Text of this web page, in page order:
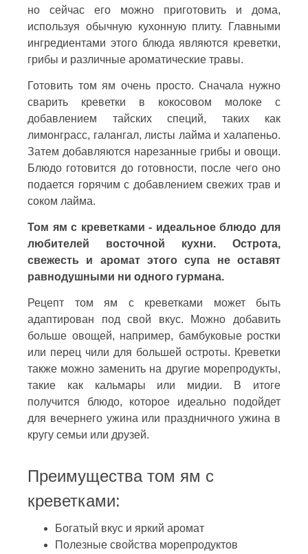
но сейчас его можно приготовить и дома,
используя обычную кухонную плиту. Главными
ингредиентами этого блюда являются креветки,
грибы и различные ароматические травы.
Готовить том ям очень просто. Сначала нужно
сварить креветки в кокосовом молоке с
добавлением тайских специй, таких как
лимонграсс, галангал, листы лайма и халапеньо.
Затем добавляются нарезанные грибы и овощи.
Блюдо готовится до готовности, после чего оно
подается горячим с добавлением свежих трав и
соком лайма.
Том ям с креветками - идеальное блюдо для
любителей восточной кухни. Острота,
свежесть и аромат этого супа не оставят
равнодушными ни одного гурмана.
Рецепт том ям с креветками может быть
адаптирован под свой вкус. Можно добавить
больше овощей, например, бамбуковые ростки
или перец чили для большей остроты. Креветки
также можно заменить на другие морепродукты,
такие как кальмары или мидии. В итоге
получится блюдо, которое идеально подойдет
для вечернего ужина или праздничного ужина в
кругу семьи или друзей.
Преимущества том ям с
креветками:
Богатый вкус и яркий аромат
Полезные свойства морепродуктов